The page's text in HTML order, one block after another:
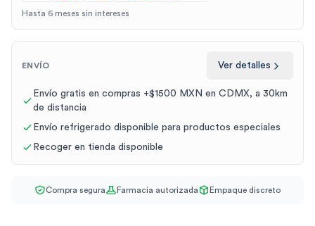
Hasta 6 meses sin intereses
ENVÍO Ver detalles
Envío gratis en compras +$1500 MXN en CDMX, a 30km
de distancia
Envío refrigerado disponible para productos especiales
Recoger en tienda disponible
Compra segura Farmacia autorizada Empaque discreto